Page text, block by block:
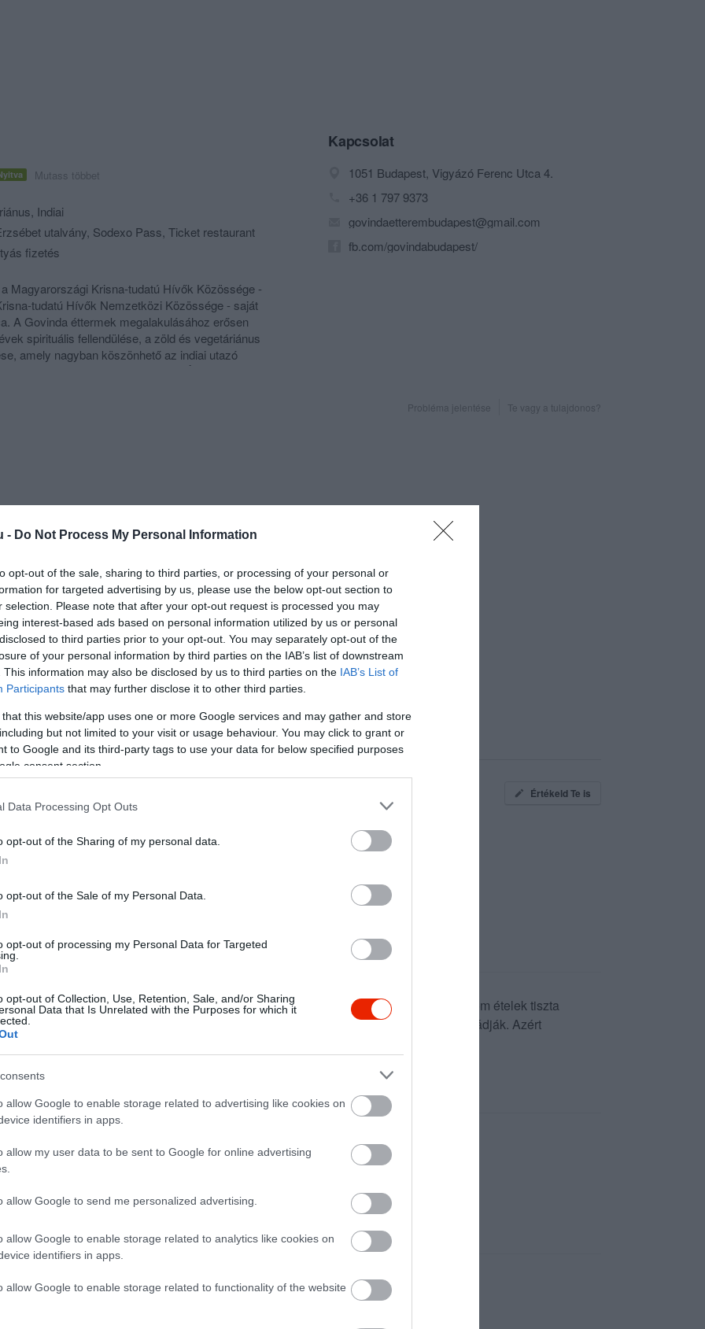
- Do Not Process My Personal Information
opt-out of the sale, sharing to third parties, or processing of your personal or
for targeted advertising by us, please use the below opt-out section to
selection. Please note that after your opt-out request is processed you may
interest-based ads based on personal information utilized by us or personal
to third parties prior to your opt-out. You may separately opt-out of the
of your personal information by third parties on the IAB’s list of downstream
This information may also be disclosed by us to third parties on the IAB’s List of
Participants that may further disclose it to other third parties.
that this website/app uses one or more Google services and may gather and store
but not limited to your visit or usage behaviour. You may click to grant or
to Google and its third-party tags to use your data for below specified purposes
consent section.
Data Processing Opt Outs
opt-out of the Sharing of my personal data.
opt-out of the Sale of my Personal Data.
opt-out of processing my Personal Data for Targeted
opt-out of Collection, Use, Retention, Sale, and/or Sharing
Data that Is Unrelated with the Purposes for which it
allow Google to enable storage related to advertising like cookies on
identifiers in apps.
allow my user data to be sent to Google for online advertising
allow Google to send me personalized advertising.
allow Google to enable storage related to analytics like cookies on
identifiers in apps.
allow Google to enable storage related to functionality of the website
Mutass többet
, Indiai
utalvány, Sodexo Pass, Ticket restaurant
fizetés
Magyarországi Krisna-tudatú Hívők Közössége -
tudatú Hívők Nemzetközi Közössége - saját
A Govinda éttermek megalakulásához erősen
spirituális fellendülése, a zöld és vegetáriánus
amely nagyban köszönhető az indiai utazó
Közösség alapítójának, Śrīla Prabhupādának.
vegán ételek, amelyek hús-, hal-, tojás-, gomba és
tápláló leveseket, dhālokat,
subjikat,
pakorákat,
csípős szószokat, csatnikat,
szintén jó eséllyel találnak itt maguknak gluténmentes
táplálkozás- és orvostudományának előírásai szerint a
hatféle íznek (savanyú, keserű, édes, sós, csípős,
ételeknek jelen kell lenniük, legalább a
hogy igazán sokrétű és egészséges ételeket
a világ legtisztább főzési hagyományával
kiemelten figyelnek az ételek és a körülmények magas
Bárhol is járunk, a Govinda éttermekben azonos
választás, hogy felkeresésük.
Kapcsolat
1051 Budapest, Vigyázó Ferenc Utca 4.
+36 1 797 9373
govindaetterembudapest@gmail.com
fb.com/govindabudapest/
Probléma jelentése Te vagy a tulajdonos?
Értékeld Te is
és innen viszek vacsorát, már 4 éve. A jóságban levő alapanyagokból készül finom ételek tiszta
ami elengedhetetlen annak, aki jógikus életmódot folytat. Húsevő barátaim is imádják. Azért
ad a szívnek.
:)
ott, jó hely, finom ételek.